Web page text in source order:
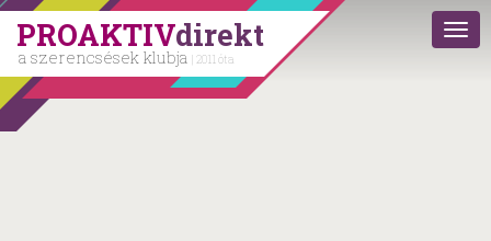
PROAKTIVdirekt
a szerencsések klubja | 2011 óta